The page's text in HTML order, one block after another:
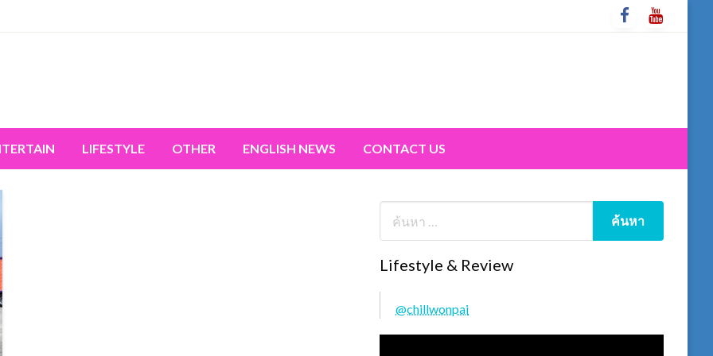
LIFESTYLE OTHER ENGLISH NEWS CONTACT US
Lifestyle & Review
@chillwonpai